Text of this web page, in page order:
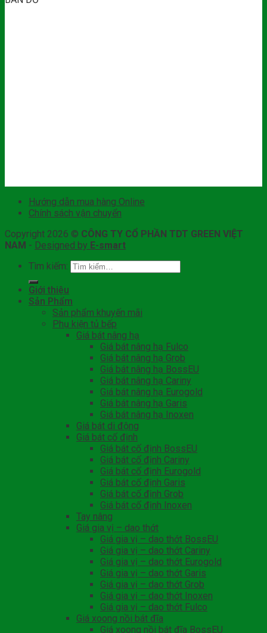
Hướng dẫn mua hàng Online
Chính sách vận chuyển
Copyright 2026 © CÔNG TY CỔ PHẦN TDT GREEN VIỆT
NAM - Designed by E-smart
Tìm kiếm:
Giới thiệu
Sản Phẩm
Sản phẩm khuyến mãi
Phụ kiện tủ bếp
Giá bát nâng hạ
Giá bát nâng hạ Fulco
Giá bát nâng hạ Grob
Giá bát nâng hạ BossEU
Giá bát nâng hạ Cariny
Giá bát nâng hạ Eurogold
Giá bát nâng hạ Garis
Giá bát nâng hạ Inoxen
Giá bát di động
Giá bát cố định
Giá bát cố định BossEU
Giá bát cố định Cariny
Giá bát cố định Eurogold
Giá bát cố định Garis
Giá bát cố định Grob
Giá bát cố định Inoxen
Tay nâng
Giá gia vị – dao thớt
Giá gia vị – dao thớt BossEU
Giá gia vị – dao thớt Cariny
Giá gia vị – dao thớt Eurogold
Giá gia vị – dao thớt Garis
Giá gia vị – dao thớt Grob
Giá gia vị – dao thớt Inoxen
Giá gia vị – dao thớt Fulco
Giá xoong nồi bát đĩa
Giá xoong nồi bát đĩa BossEU